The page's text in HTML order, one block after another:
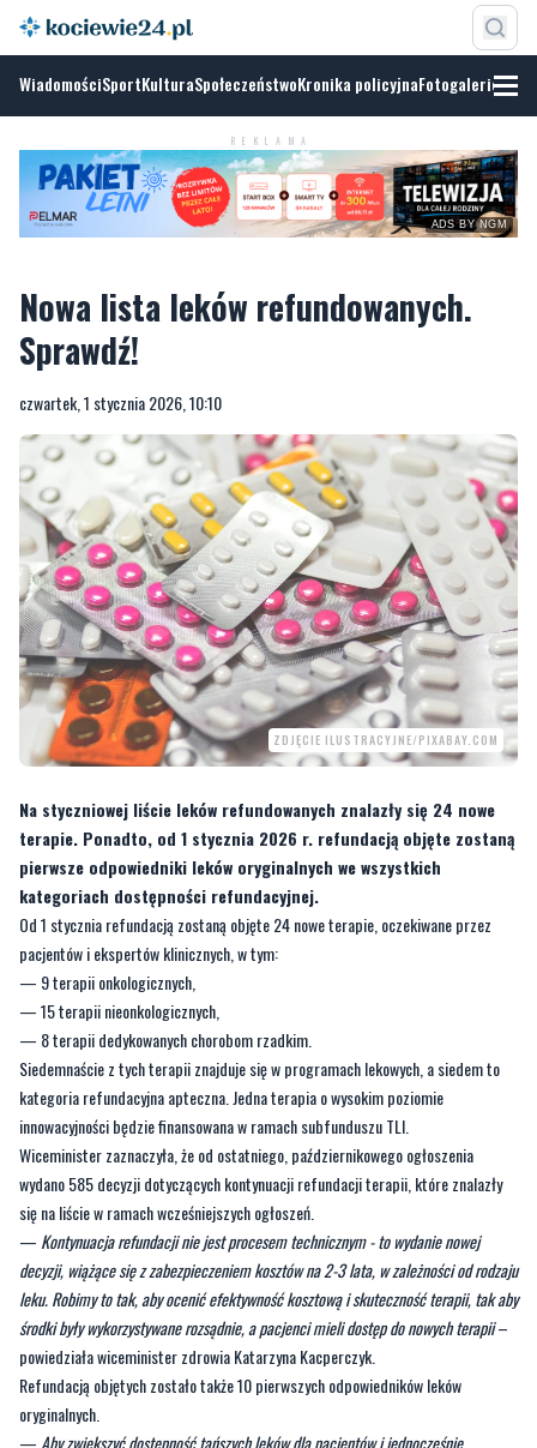
WiadomościSportKulturaSpołeczeństwoKronika policyjnaFotogalerie
REKLAMA
ADS BY NGM
Nowa lista leków refundowanych.
Sprawdź!
czwartek, 1 stycznia 2026, 10:10
ZDJĘCIE ILUSTRACYJNE/PIXABAY.COM
Na styczniowej liście leków refundowanych znalazły się 24 nowe
terapie. Ponadto, od 1 stycznia 2026 r. refundacją objęte zostaną
pierwsze odpowiedniki leków oryginalnych we wszystkich
kategoriach dostępności refundacyjnej.
Od 1 stycznia refundacją zostaną objęte 24 nowe terapie, oczekiwane przez
pacjentów i ekspertów klinicznych, w tym:
— 9 terapii onkologicznych,
— 15 terapii nieonkologicznych,
— 8 terapii dedykowanych chorobom rzadkim.
Siedemnaście z tych terapii znajduje się w programach lekowych, a siedem to
kategoria refundacyjna apteczna. Jedna terapia o wysokim poziomie
innowacyjności będzie finansowana w ramach subfunduszu TLI.
Wiceminister zaznaczyła, że od ostatniego, październikowego ogłoszenia
wydano 585 decyzji dotyczących kontynuacji refundacji terapii, które znalazły
się na liście w ramach wcześniejszych ogłoszeń.
— Kontynuacja refundacji nie jest procesem technicznym - to wydanie nowej
decyzji, wiążące się z zabezpieczeniem kosztów na 2-3 lata, w zależności od rodzaju
leku. Robimy to tak, aby ocenić efektywność kosztową i skuteczność terapii, tak aby
środki były wykorzystywane rozsądnie, a pacjenci mieli dostęp do nowych terapii–
powiedziała wiceminister zdrowia Katarzyna Kacperczyk.
Refundacją objętych zostało także 10 pierwszych odpowiedników leków
oryginalnych.